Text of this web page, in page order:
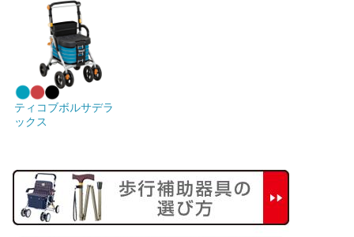
ティコブボルサデラ
ックス